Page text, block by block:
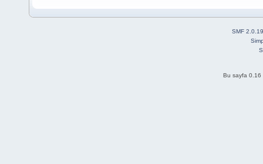
SMF 2.0.19
Bu sayfa 0.16